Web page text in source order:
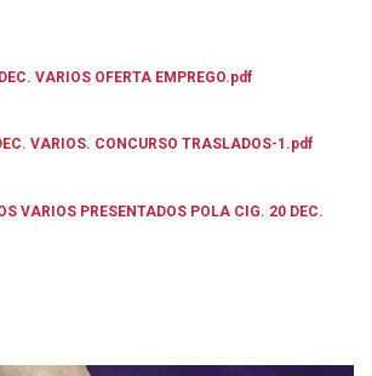
VARIOS OFERTA EMPREGO.pdf
VARIOS. CONCURSO TRASLADOS-1.pdf
VARIOS PRESENTADOS POLA CIG. 20 DEC.